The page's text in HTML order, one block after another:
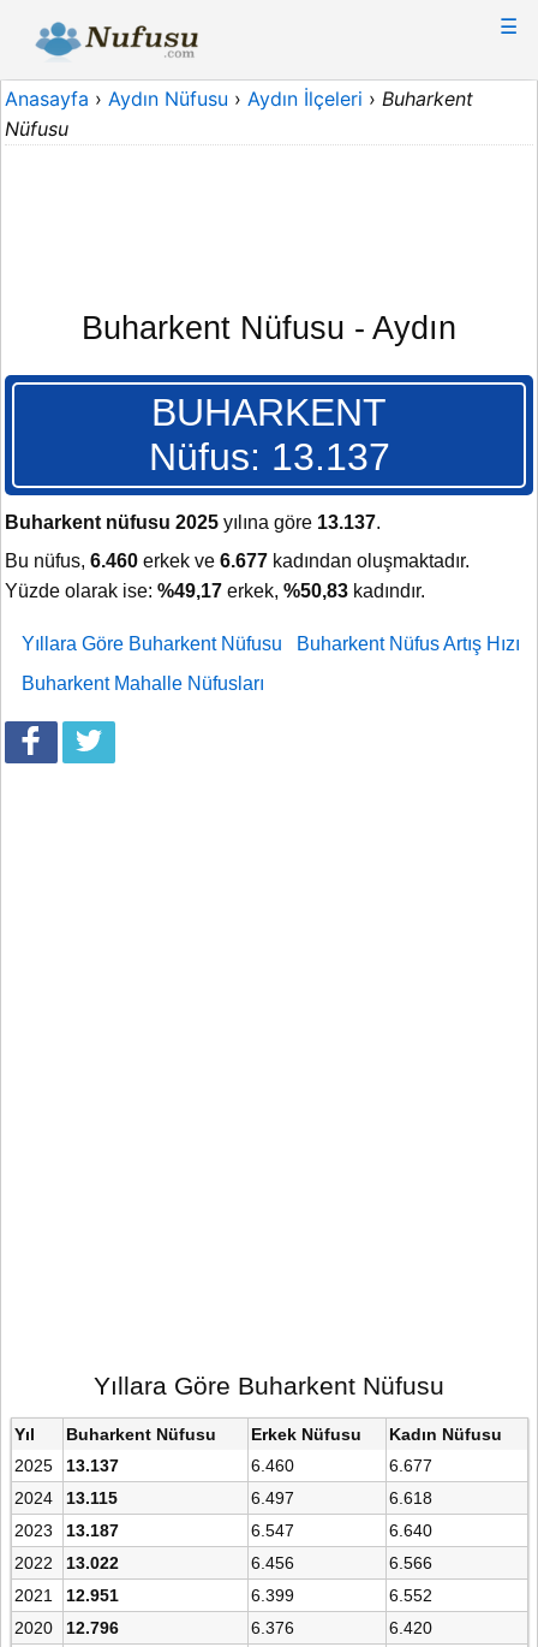
☰
Anasayfa › Aydın Nüfusu › Aydın İlçeleri › Buharkent
Nüfusu
Buharkent Nüfusu - Aydın
BUHARKENT
Nüfus: 13.137
Buharkent nüfusu 2025 yılına göre 13.137.
Bu nüfus, 6.460 erkek ve 6.677 kadından oluşmaktadır.
Yüzde olarak ise: %49,17 erkek, %50,83 kadındır.
Yıllara Göre Buharkent Nüfusu
Buharkent Nüfus Artış Hızı
Buharkent Mahalle Nüfusları
Yıllara Göre Buharkent Nüfusu
Yıl Buharkent Nüfusu Erkek Nüfusu
Kadın Nüfusu
2025
13.137 6.460
6.677
2024
13.115 6.497
6.618
2023
13.187 6.547
6.640
2022
13.022 6.456
6.566
2021
12.951 6.399
6.552
2020
12.796 6.376
6.420